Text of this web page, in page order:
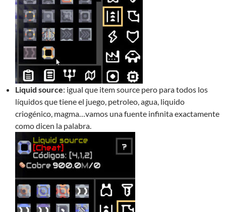
Liquid source: igual que item source pero para todos los
líquidos que tiene el juego, petroleo, agua, liquido
criogénico, magma…vamos una fuente infinita exactamente
como dicen la palabra.